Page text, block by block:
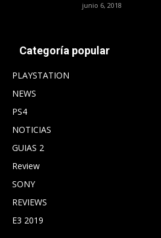
junio 6, 2018
Categoría popular
PLAYSTATION
NEWS
PS4
NOTICIAS
GUIAS 2
Review
SONY
REVIEWS
E3 2019